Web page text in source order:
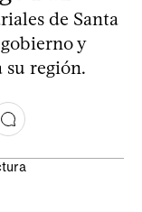
de Santa
y
región.